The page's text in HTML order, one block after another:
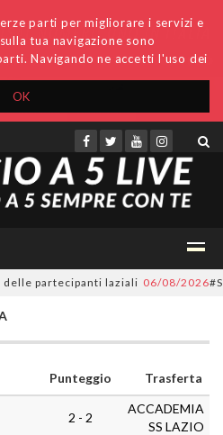
OK
parti per migliorare i servizi e
tua navigazione sono
Navigando ne accetti l'uso dei
comunicati Redazione
partecipanti laziali 06/08/2026
Punteggio
Trasferta
2 - 2
ACCADEMIA
SS LAZIO